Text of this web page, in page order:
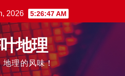
2026 5:26:48 AM
地理
地理的风味！